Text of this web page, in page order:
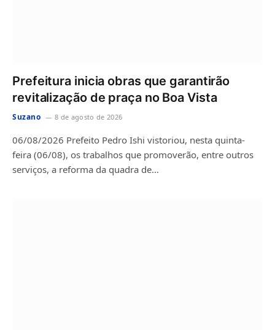
Prefeitura inicia obras que garantirão
revitalização de praça no Boa Vista
Suzano 8 de agosto de 2026
06/08/2026 Prefeito Pedro Ishi vistoriou, nesta quinta-
feira (06/08), os trabalhos que promoverão, entre outros
serviços, a reforma da quadra de…